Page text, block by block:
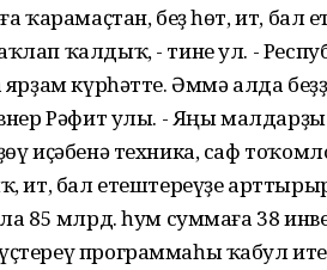
ҡарамаҫтан, беҙ һөт, ит, бал
ҡалдыҡ, - тине ул. -
күрһәтте. Әммә алда
Рәфит улы. - Яңы
иҫәбенә техника, саф
ит, бал етештереүҙе
85 млрд. һум суммаға 38
программаһы ҡабул